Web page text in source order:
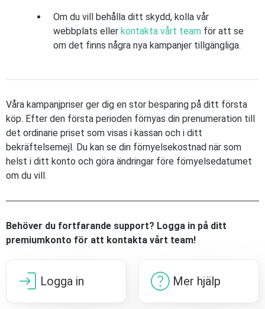
Om du vill behålla ditt skydd, kolla vår
webbplats eller kontakta vårt team för att se
om det finns några nya kampanjer tillgängliga.
Våra kampanjpriser ger dig en stor besparing på ditt första
köp. Efter den första perioden förnyas din prenumeration till
det ordinarie priset som visas i kassan och i ditt
bekräftelsemejl. Du kan se din förnyelsekostnad när som
helst i ditt konto och göra ändringar före förnyelsedatumet
om du vill.
Behöver du fortfarande support? Logga in på ditt
premiumkonto för att kontakta vårt team!
login Logga in help Mer hjälp